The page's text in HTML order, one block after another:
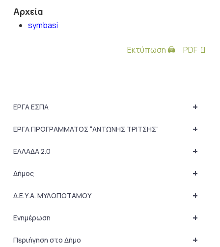
Αρχεία
symbasi
Εκτύπωση 🖨 PDF 📄
+
ΕΡΓΑ ΕΣΠΑ
+
ΕΡΓΑ ΠΡΟΓΡΑΜΜΑΤΟΣ “ΑΝΤΩΝΗΣ ΤΡΙΤΣΗΣ”
+
ΕΛΛΑΔΑ 2.0
+
Δήμος
+
Δ.Ε.Υ.Α. ΜΥΛΟΠΟΤΑΜΟΥ
+
Ενημέρωση
+
Περιήγηση στο Δήμο